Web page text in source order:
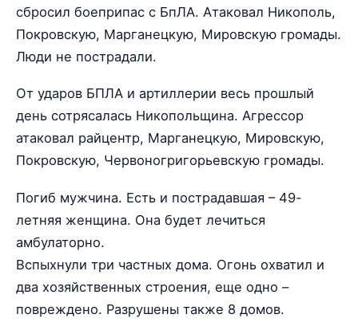
сбросил боеприпас с БпЛА. Атаковал Никополь,
Покровскую, Марганецкую, Мировскую громады.
Люди не пострадали.
От ударов БПЛА и артиллерии весь прошлый
день сотрясалась Никопольщина. Агрессор
атаковал райцентр, Марганецкую, Мировскую,
Покровскую, Червоногригорьевскую громады.
Погиб мужчина. Есть и пострадавшая – 49-
летняя женщина. Она будет лечиться
амбулаторно.
Вспыхнули три частных дома. Огонь охватил и
два хозяйственных строения, еще одно –
повреждено. Разрушены также 8 домов.